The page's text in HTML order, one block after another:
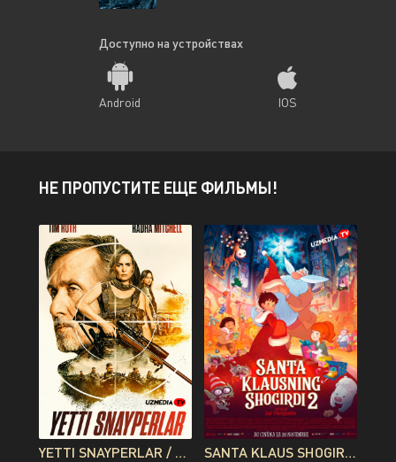
Доступно на устройствах
Android IOS
НЕ ПРОПУСТИТЕ ЕЩЕ ФИЛЬМЫ!
YETTI SNAYPERLAR / 7 SNAYPER PREMYERA AVSTRALIYA FILMI UZBEK TILIDA O'ZBEKCHA 2026 TARJIMA KINO FULL HD TAS-IX SKACHAT SANTA KLAUS SHOGIRDI 2 MULTFILM UZBEK TILIDA O'ZBEKCHA 2013 TARJIMA KINO FULL HD TAS-IX SKACHAT